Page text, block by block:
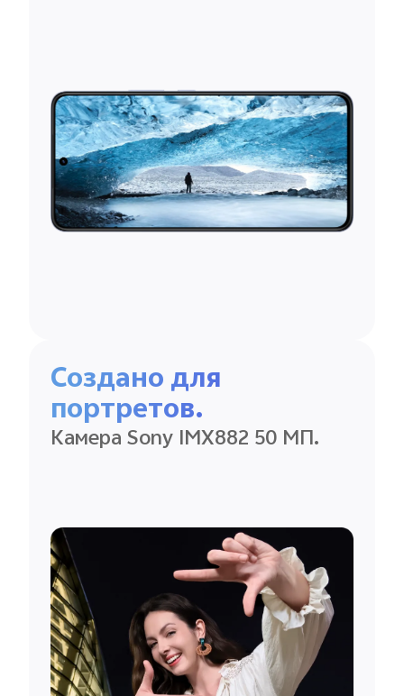
Создано для
портретов.
Камера Sony IMX882 50 МП.